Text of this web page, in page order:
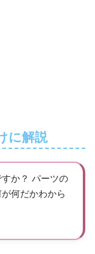
に解説
か？ パーツの
何だかわから